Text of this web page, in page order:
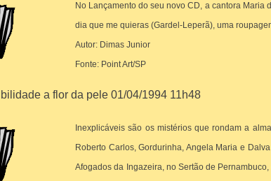
No Lançamento do seu novo CD, a cantora Maria
dia que me quieras (Gardel-Leperã), uma
Autor: Dimas Junior
Fonte: Point Art/SP
a flor da pele 01/04/1994 11h48
Inexplicáveis são os mistérios que rondam a
Roberto Carlos, Gordurinha, Angela Maria e
Afogados da Ingazeira, no Sertão de